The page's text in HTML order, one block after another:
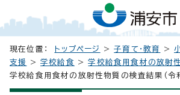
現在位置： トップページ >子育て・教育 >
支援
>学校給食 >学校給食用食材の放射
学校給食用食材の放射性物質の検査結果（令